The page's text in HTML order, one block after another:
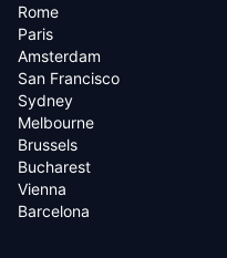
Rome
Paris
Amsterdam
San Francisco
Sydney
Melbourne
Brussels
Bucharest
Vienna
Barcelona